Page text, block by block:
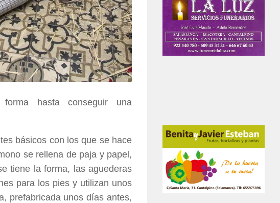
hasta conseguir una
básicos con los que se hace
se rellena de paja y papel,
tiene la forma, las aguederas
para los pies y utilizan unos
prefabricada unos días antes,